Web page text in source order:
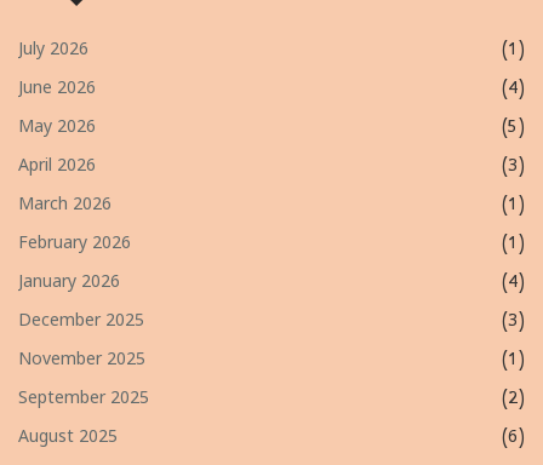
July 2026
(1)
June 2026
(4)
May 2026
(5)
April 2026
(3)
March 2026
(1)
February 2026
(1)
January 2026
(4)
December 2025
(3)
November 2025
(1)
September 2025
(2)
August 2025
(6)